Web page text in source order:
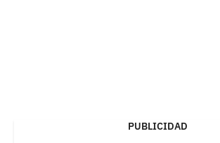
PUBLICIDAD